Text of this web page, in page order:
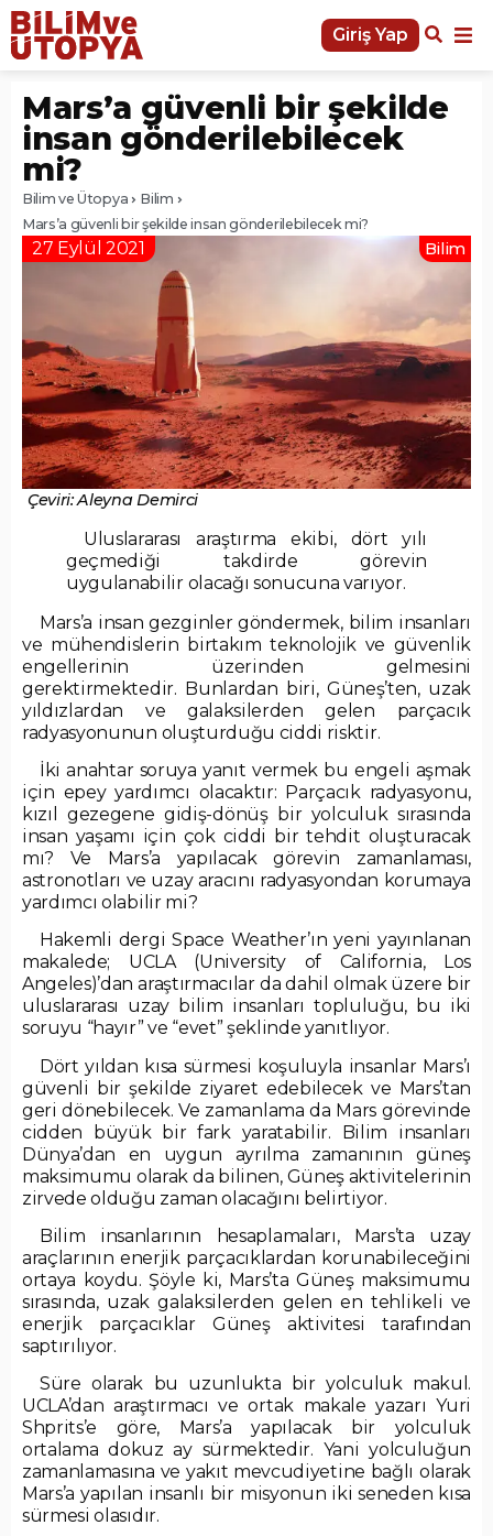
Giriş Yap
Mars’a güvenli bir şekilde
insan gönderilebilecek
mi?
Bilim ve Ütopya
Bilim
Mars’a güvenli bir şekilde insan gönderilebilecek mi?
27 Eylül 2021 Bilim
Çeviri: Aleyna Demirci
Uluslararası araştırma ekibi, dört yılı
geçmediği takdirde görevin
uygulanabilir olacağı sonucuna varıyor.
Mars’a insan gezginler göndermek, bilim insanları
ve mühendislerin birtakım teknolojik ve güvenlik
engellerinin üzerinden gelmesini
gerektirmektedir. Bunlardan biri, Güneş’ten, uzak
yıldızlardan ve galaksilerden gelen parçacık
radyasyonunun oluşturduğu ciddi risktir.
İki anahtar soruya yanıt vermek bu engeli aşmak
için epey yardımcı olacaktır: Parçacık radyasyonu,
kızıl gezegene gidiş-dönüş bir yolculuk sırasında
insan yaşamı için çok ciddi bir tehdit oluşturacak
mı? Ve Mars’a yapılacak görevin zamanlaması,
astronotları ve uzay aracını radyasyondan korumaya
yardımcı olabilir mi?
Hakemli dergi Space Weather’ın yeni yayınlanan
makalede; UCLA (University of California, Los
Angeles)’dan araştırmacılar da dahil olmak üzere bir
uluslararası uzay bilim insanları topluluğu, bu iki
soruyu “hayır” ve “evet” şeklinde yanıtlıyor.
Dört yıldan kısa sürmesi koşuluyla insanlar Mars’ı
güvenli bir şekilde ziyaret edebilecek ve Mars’tan
geri dönebilecek. Ve zamanlama da Mars görevinde
cidden büyük bir fark yaratabilir. Bilim insanları
Dünya’dan en uygun ayrılma zamanının güneş
maksimumu olarak da bilinen, Güneş aktivitelerinin
zirvede olduğu zaman olacağını belirtiyor.
Bilim insanlarının hesaplamaları, Mars’ta uzay
araçlarının enerjik parçacıklardan korunabileceğini
ortaya koydu. Şöyle ki, Mars’ta Güneş maksimumu
sırasında, uzak galaksilerden gelen en tehlikeli ve
enerjik parçacıklar Güneş aktivitesi tarafından
saptırılıyor.
Süre olarak bu uzunlukta bir yolculuk makul.
UCLA’dan araştırmacı ve ortak makale yazarı Yuri
Shprits’e göre, Mars’a yapılacak bir yolculuk
ortalama dokuz ay sürmektedir. Yani yolculuğun
zamanlamasına ve yakıt mevcudiyetine bağlı olarak
Mars’a yapılan insanlı bir misyonun iki seneden kısa
sürmesi olasıdır.